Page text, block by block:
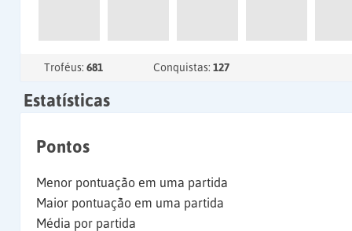
Troféus: 681 Conquistas: 127
Estatísticas
Pontos
Menor pontuação em uma partida
Maior pontuação em uma partida
Média por partida